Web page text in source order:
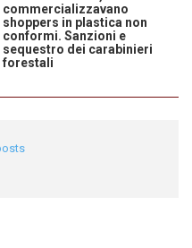
commercializzavano
shoppers in plastica non
conformi. Sanzioni e
sequestro dei carabinieri
forestali